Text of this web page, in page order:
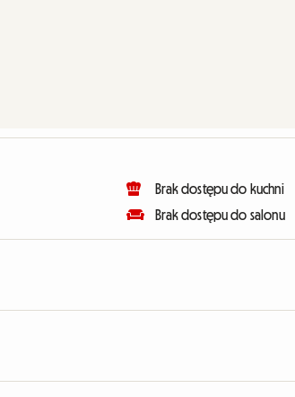
Brak dostępu do kuchni
Brak dostępu do salonu